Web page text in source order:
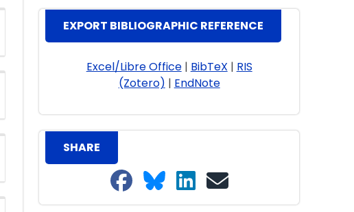
EXPORT BIBLIOGRAPHIC REFERENCE
Excel/Libre Office| BibTeX | RIS
(Zotero) | EndNote
SHARE
Share on Facebook
Share on Bluesky
Share on LinkedIn
Share on email